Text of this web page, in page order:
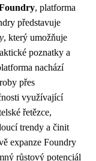
, platforma
představuje
, který umožňuje
poznatky a
nachází
přes
využívající
řetězce,
trendy a činit
expanze Foundry
růstový potenciál